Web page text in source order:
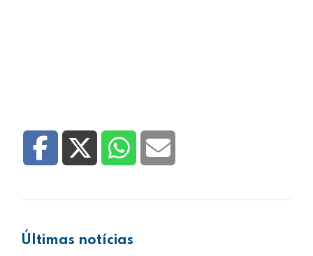
Últimas notícias